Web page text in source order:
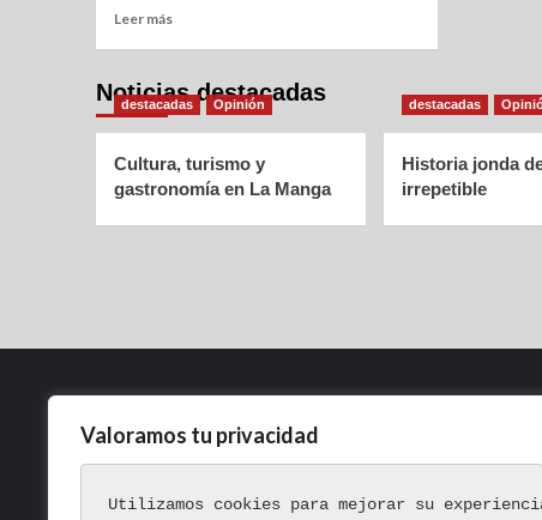
Valoramos tu privacidad
Utilizamos cookies para mejorar su
Leer más
Noticias destacadas
destacadas Opinión
Cultura, turismo y
gastronomía en La Manga
destacadas
Historia jonda
irrepetible
Política de Privacidad
Aviso Legal
Política de Cookies